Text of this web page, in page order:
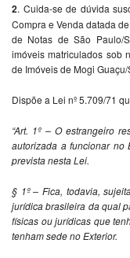
2. Cuida-se de dúvida
Compra e Venda datada
de Notas de São Paulo/
imóveis matriculados sob
de Imóveis de Mogi Guaçu/
Dispõe a Lei nº 5.709/71
“Art. 1º – O estrangeiro
autorizada a funcionar no
prevista nesta Lei.
§ 1º – Fica, todavia,
jurídica brasileira da qual
físicas ou jurídicas que
tenham sede no Exterior.